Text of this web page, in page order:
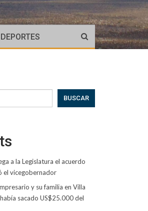
DEPORTES
BUSCAR
a la Legislatura el acuerdo
el vicegobernador
y su familia en Villa
sacado US$25.000 del